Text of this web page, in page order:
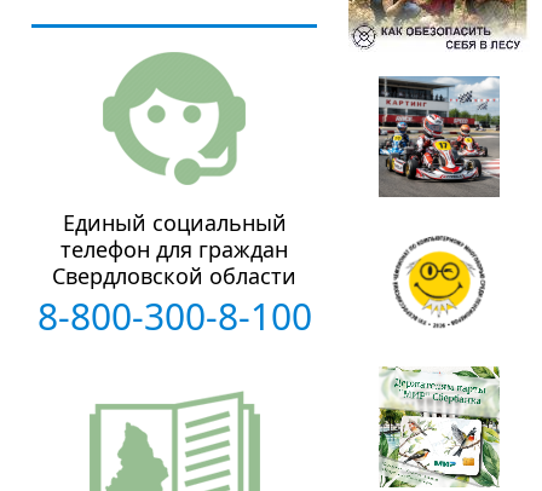
Единый социальный
телефон для граждан
Свердловской области
8-800-300-8-100